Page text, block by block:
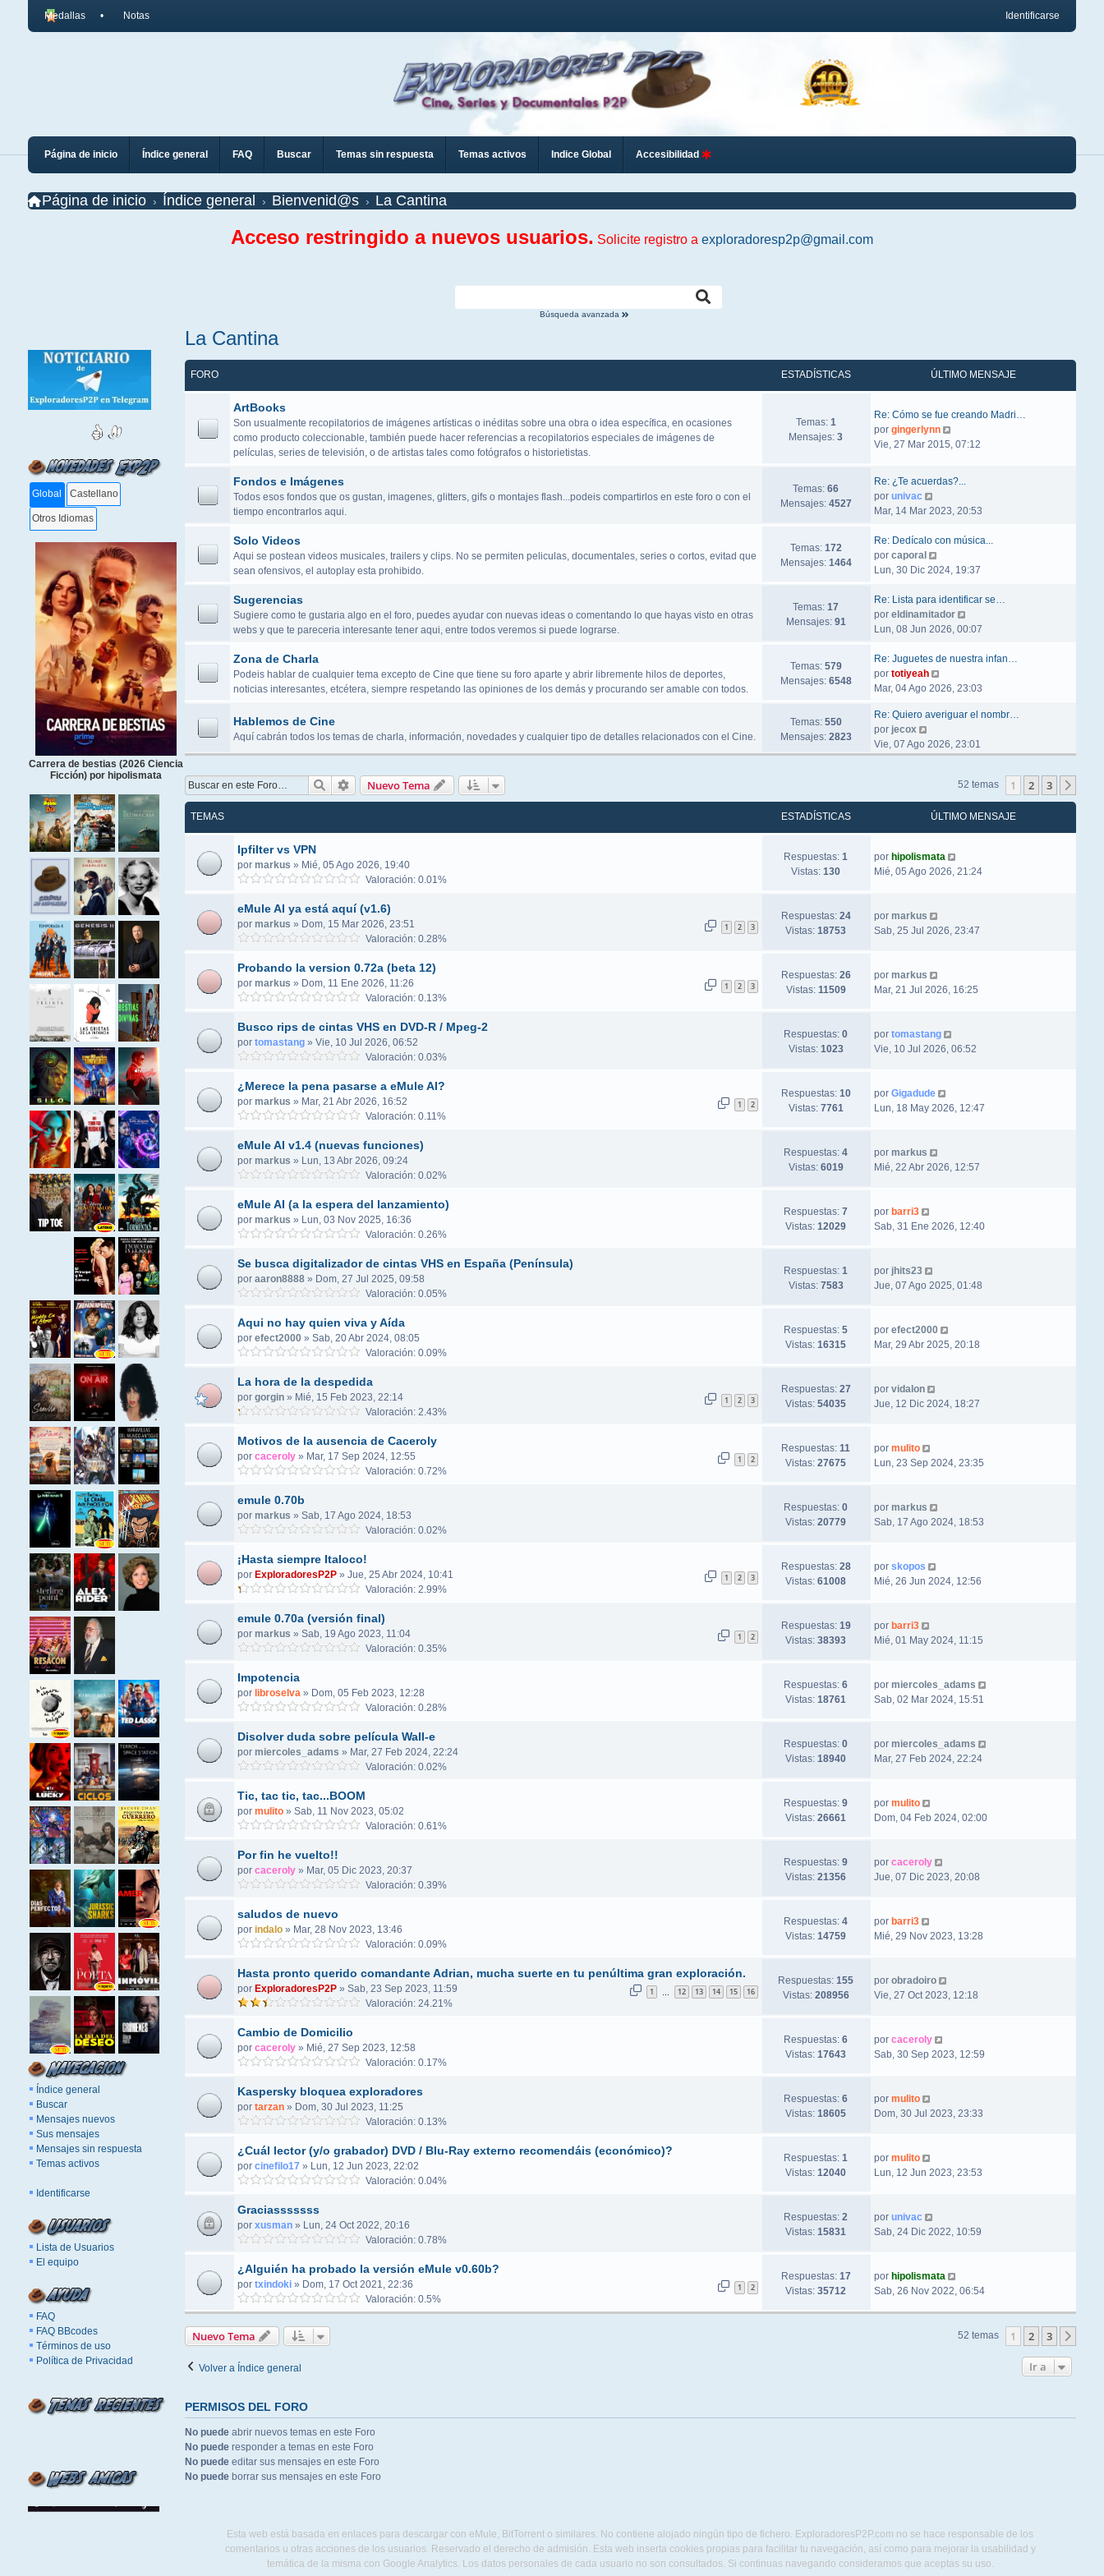
Identificarse
Medallas Notas
Página de inicio Índice general FAQ Buscar Temas sin respuesta Temas activos Indice Global Accesibilidad
Página de inicio Índice general Bienvenid@s La Cantina
Acceso restringido a nuevos usuarios. Solicite registro a exploradoresp2p@gmail.com
Búsqueda avanzada
Global Castellano
Otros Idiomas
Carrera de bestias (2026 Ciencia
Ficción) por hipolismata
Índice general
Buscar
Mensajes nuevos
Sus mensajes
Mensajes sin respuesta
Temas activos
Identificarse
Lista de Usuarios
El equipo
FAQ
FAQ BBcodes
Términos de uso
Política de Privacidad
La Cantina
FORO ESTADÍSTICAS ÚLTIMO MENSAJE
ArtBooks
Son usualmente recopilatorios de imágenes artísticas o inéditas sobre una obra o idea específica, en ocasiones
como producto coleccionable, también puede hacer referencias a recopilatorios especiales de imágenes de
películas, series de televisión, o de artistas tales como fotógrafos o historietistas.
Temas: 1
Mensajes:3
Re: Cómo se fue creando Madri…
por gingerlynn
Vie, 27 Mar 2015, 07:12
Fondos e Imágenes
Todos esos fondos que os gustan, imagenes, glitters, gifs o montajes flash...podeis compartirlos en este foro o con el
tiempo encontrarlos aqui.
Temas:66
Mensajes: 4527
Re: ¿Te acuerdas?...
por univac
Mar, 14 Mar 2023, 20:53
Solo Videos
Aqui se postean videos musicales, trailers y clips. No se permiten peliculas, documentales, series o cortos, evitad que
sean ofensivos, el autoplay esta prohibido.
Temas: 172
Mensajes: 1464
Re: Dedícalo con música...
por caporal
Lun, 30 Dic 2024, 19:37
Sugerencias
Sugiere como te gustaria algo en el foro, puedes ayudar con nuevas ideas o comentando lo que hayas visto en otras
webs y que te pareceria interesante tener aqui, entre todos veremos si puede lograrse.
Temas:17
Mensajes: 91
Re: Lista para identificar se…
por eldinamitador
Lun, 08 Jun 2026, 00:07
Zona de Charla
Podeis hablar de cualquier tema excepto de Cine que tiene su foro aparte y abrir libremente hilos de deportes,
noticias interesantes, etcétera, siempre respetando las opiniones de los demás y procurando ser amable con todos.
Temas: 579
Mensajes: 6548
Re: Juguetes de nuestra infan…
por totiyeah
Mar, 04 Ago 2026, 23:03
Hablemos de Cine
Aquí cabrán todos los temas de charla, información, novedades y cualquier tipo de detalles relacionados con el Cine.
Temas: 550
Mensajes: 2823
Re: Quiero averiguar el nombr…
por jecox
Vie, 07 Ago 2026, 23:01
BuscarBúsqueda avanzada
Nuevo Tema 52 temas 1 2 3
TEMAS ESTADÍSTICAS ÚLTIMO MENSAJE
Ipfilter vs VPN
por markus » Mié, 05 Ago 2026, 19:40
Valoración: 0.01%
Respuestas:1
Vistas:130
por hipolismata
Mié, 05 Ago 2026, 21:24
eMule AI ya está aquí (v1.6)
por markus » Dom, 15 Mar 2026, 23:51 1 2 3
Valoración: 0.28%
Respuestas: 24
Vistas:18753
por markus
Sab, 25 Jul 2026, 23:47
Probando la version 0.72a (beta 12)
por markus » Dom, 11 Ene 2026, 11:26 1 2 3
Valoración: 0.13%
Respuestas: 26
Vistas: 11509
por markus
Mar, 21 Jul 2026, 16:25
Busco rips de cintas VHS en DVD-R / Mpeg-2
por tomastang» Vie, 10 Jul 2026, 06:52
Valoración: 0.03%
Respuestas:0
Vistas: 1023
por tomastang
Vie, 10 Jul 2026, 06:52
¿Merece la pena pasarse a eMule AI?
por markus » Mar, 21 Abr 2026, 16:52 1 2
Valoración: 0.11%
Respuestas: 10
Vistas: 7761
por Gigadude
Lun, 18 May 2026, 12:47
eMule AI v1.4 (nuevas funciones)
por markus » Lun, 13 Abr 2026, 09:24
Valoración: 0.02%
Respuestas:4
Vistas: 6019
por markus
Mié, 22 Abr 2026, 12:57
eMule AI (a la espera del lanzamiento)
por markus » Lun, 03 Nov 2025, 16:36
Valoración: 0.26%
Respuestas:7
Vistas:12029
por barri3
Sab, 31 Ene 2026, 12:40
Se busca digitalizador de cintas VHS en España (Península)
por aaron8888» Dom, 27 Jul 2025, 09:58
Valoración: 0.05%
Respuestas:1
Vistas: 7583
por jhits23
Jue, 07 Ago 2025, 01:48
Aqui no hay quien viva y Aída
por efect2000» Sab, 20 Abr 2024, 08:05
Valoración: 0.09%
Respuestas:5
Vistas:16315
por efect2000
Mar, 29 Abr 2025, 20:18
La hora de la despedida
por gorgin» Mié, 15 Feb 2023, 22:14 1 2 3
Valoración: 2.43%
Respuestas: 27
Vistas:54035
por vidalon
Jue, 12 Dic 2024, 18:27
Motivos de la ausencia de Caceroly
por caceroly» Mar, 17 Sep 2024, 12:55 1 2
Valoración: 0.72%
Respuestas:11
Vistas:27675
por mulito
Lun, 23 Sep 2024, 23:35
emule 0.70b
por markus » Sab, 17 Ago 2024, 18:53
Valoración: 0.02%
Respuestas:0
Vistas:20779
por markus
Sab, 17 Ago 2024, 18:53
¡Hasta siempre Italoco!
por ExploradoresP2P» Jue, 25 Abr 2024, 10:41 1 2 3
Valoración: 2.99%
Respuestas: 28
Vistas:61008
por skopos
Mié, 26 Jun 2024, 12:56
emule 0.70a (versión final)
por markus » Sab, 19 Ago 2023, 11:04 1 2
Valoración: 0.35%
Respuestas: 19
Vistas:38393
por barri3
Mié, 01 May 2024, 11:15
Impotencia
por libroselva» Dom, 05 Feb 2023, 12:28
Valoración: 0.28%
Respuestas:6
Vistas:18761
por miercoles_adams
Sab, 02 Mar 2024, 15:51
Disolver duda sobre película Wall-e
por miercoles_adams » Mar, 27 Feb 2024, 22:24
Valoración: 0.02%
Respuestas:0
Vistas:18940
por miercoles_adams
Mar, 27 Feb 2024, 22:24
Tic, tac tic, tac...BOOM
por mulito» Sab, 11 Nov 2023, 05:02
Valoración: 0.61%
Respuestas:9
Vistas:26661
por mulito
Dom, 04 Feb 2024, 02:00
Por fin he vuelto!!
por caceroly» Mar, 05 Dic 2023, 20:37
Valoración: 0.39%
Respuestas:9
Vistas:21356
por caceroly
Jue, 07 Dic 2023, 20:08
saludos de nuevo
por indalo» Mar, 28 Nov 2023, 13:46
Valoración: 0.09%
Respuestas:4
Vistas:14759
por barri3
Mié, 29 Nov 2023, 13:28
Hasta pronto querido comandante Adrian, mucha suerte en tu penúltima gran exploración.
por ExploradoresP2P» Sab, 23 Sep 2023, 11:59 1 12 13 14 15 16
Valoración: 24.21%
Respuestas:155
Vistas: 208956
por obradoiro
Vie, 27 Oct 2023, 12:18
Cambio de Domicilio
por caceroly» Mié, 27 Sep 2023, 12:58
Valoración: 0.17%
Respuestas:6
Vistas:17643
por caceroly
Sab, 30 Sep 2023, 12:59
Kaspersky bloquea exploradores
por tarzan» Dom, 30 Jul 2023, 11:25
Valoración: 0.13%
Respuestas:6
Vistas:18605
por mulito
Dom, 30 Jul 2023, 23:33
¿Cuál lector (y/o grabador) DVD / Blu-Ray externo recomendáis (económico)?
por cinefilo17 » Lun, 12 Jun 2023, 22:02
Valoración: 0.04%
Respuestas:1
Vistas:12040
por mulito
Lun, 12 Jun 2023, 23:53
Graciasssssss
por xusman» Lun, 24 Oct 2022, 20:16
Valoración: 0.78%
Respuestas:2
Vistas:15831
por univac
Sab, 24 Dic 2022, 10:59
¿Alguién ha probado la versión eMule v0.60b?
por txindoki» Dom, 17 Oct 2021, 22:36 1 2
Valoración: 0.5%
Respuestas: 17
Vistas:35712
por hipolismata
Sab, 26 Nov 2022, 06:54
Nuevo Tema 52 temas 1 2 3
Volver a Índice general Ir a
PERMISOS DEL FORO
No puedeabrir nuevos temas en este Foro
No puederesponder a temas en este Foro
No puedeeditar sus mensajes en este Foro
No puedeborrar sus mensajes en este Foro
Esta web está basada en enlaces para descargar con eMule, BitTorrent o similares. No contiene alojado ningún tipo de fichero. ExploradoresP2P.com no se hace responsable de los
comentarios u otras acciones de los usuarios. Reservado el derecho de admisión. Esta web inserta cookies propias para facilitar tu navegación, así como para mejorar la usabilidad y
temática de la misma con Google Analytics. Los datos personales de cada usuario no son consultados. Si continuas navegando consideramos que aceptas su uso.